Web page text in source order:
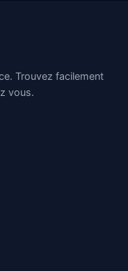
Trouvez facilement
vous.